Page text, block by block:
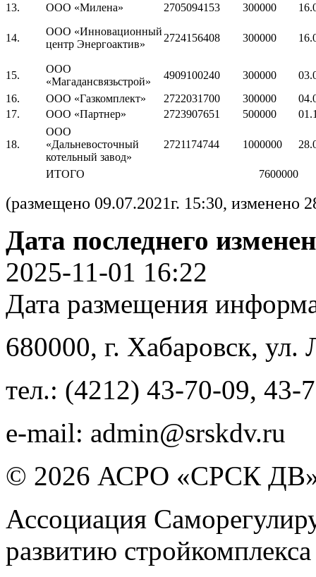
13.
ООО «Милена» 2705094153 300000
14.
ООО «Инновационный
центр Энергоактив»
2724156408 300000
15.
ООО
«Магадансвязьстрой»
4909100240 300000
16.
ООО «Газкомплект» 2722031700 300000
17.
ООО «Партнер» 2723907651 500000
18.
ООО
«Дальневосточный
котельный завод»
2721174744 1000000
ИТОГО 7600000
(размещено 09.07.2021г. 15:30, изменено
Дата последнего
2025-11-01 16:22
Дата размещения
680000, г. Хабаровск, ул.
тел.: (4212) 43-70-09, 43-
e-mail: admin@srskdv.ru
© 2026 АСРО «СРСК
Ассоциация
развитию